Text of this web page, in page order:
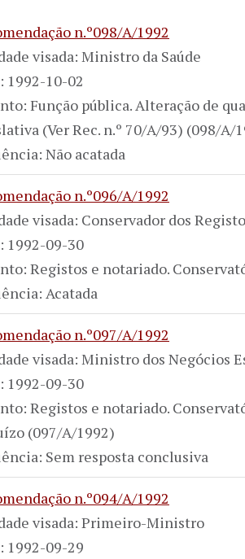
n.º098/A/1992
visada: Ministro da Saúde
1992-10-02
Função pública. Alteração de
(Ver Rec. n.º 70/A/93) (098/A/
Não acatada
n.º096/A/1992
visada: Conservador dos
1992-09-30
Registos e notariado.
Acatada
n.º097/A/1992
visada: Ministro dos Negócios
1992-09-30
Registos e notariado.
(097/A/1992)
Sem resposta conclusiva
n.º094/A/1992
visada: Primeiro-Ministro
1992-09-29